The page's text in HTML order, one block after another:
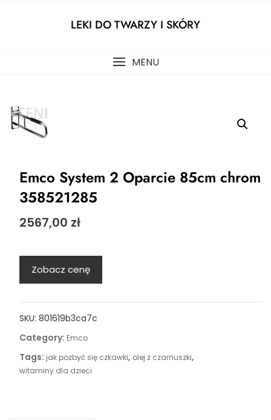
LEKI DO TWARZY I SKÓRY
MENU
Emco System 2 Oparcie 85cm chrom
358521285
2567,00 zł
Zobacz cenę
SKU: 801619b3ca7c
Category: Emco
Tags: jak pozbyć się czkawki, olej z czarnuszki,
witaminy dla dzieci